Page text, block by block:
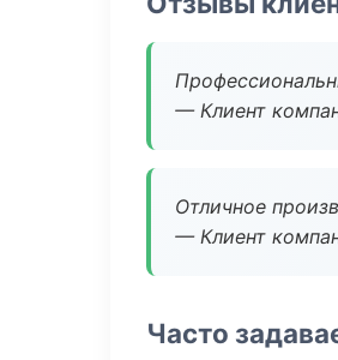
— Клиент
Отличное
— Клиент
Часто